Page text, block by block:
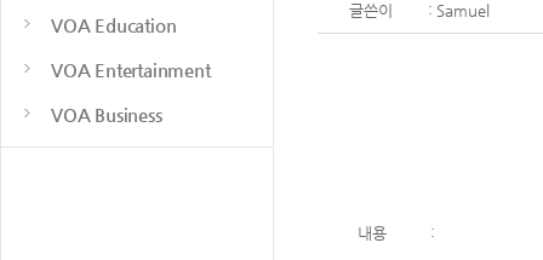
VOA Education
VOA Entertainment
VOA Business
글쓴이 : Samuel
내용 :